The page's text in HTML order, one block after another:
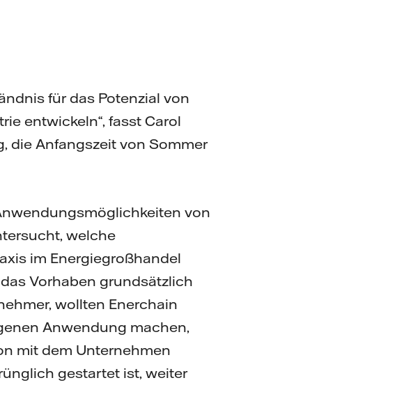
für das Potenzial von
entwickeln“, fasst Carol
die Anfangszeit von Sommer
von
welche
im Energiegroßhandel
Vorhaben grundsätzlich
wollten Enerchain
Anwendung machen,
mit dem Unternehmen
gestartet ist, weiter